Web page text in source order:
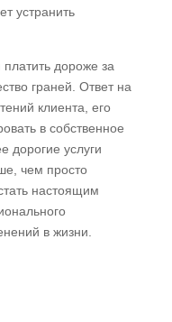
устранить
дороже за
граней. Ответ на
клиента, его
в собственное
дорогие услуги
чем просто
настоящим
в жизни.